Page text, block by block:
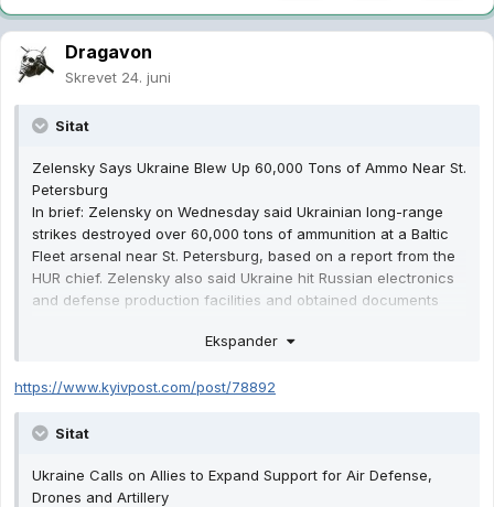
Dragavon
Skrevet 24. juni
Sitat
Zelensky Says Ukraine Blew Up 60,000 Tons of Ammo Near St.
Petersburg
In brief: Zelensky on Wednesday said Ukrainian long-range
strikes destroyed over 60,000 tons of ammunition at a Baltic
Fleet arsenal near St. Petersburg, based on a report from the
HUR chief. Zelensky also said Ukraine hit Russian electronics
and defense production facilities and obtained documents
the Kerch Bridge, weakening other regions.
Ekspander
https://www.kyivpost.com/post/78892
Sitat
Ukraine Calls on Allies to Expand Support for Air Defense,
Drones and Artillery